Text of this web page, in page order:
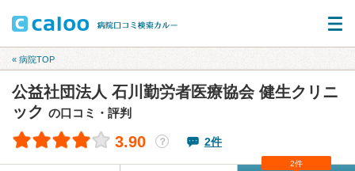
« 病院TOP
公益社団法人 石川勤労者医療協会 健生クリニ
ック の口コミ・評判
3.90 ？ 2件
2件